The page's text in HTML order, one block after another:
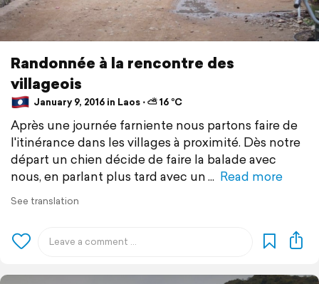
Randonnée à la rencontre des
villageois
January 9, 2016 in Laos ⋅ ⛅ 16 °C
Après une journée farniente nous partons faire de
l'itinérance dans les villages à proximité. Dès notre
départ un chien décide de faire la balade avec
nous, en parlant plus tard avec un
Read more
See translation